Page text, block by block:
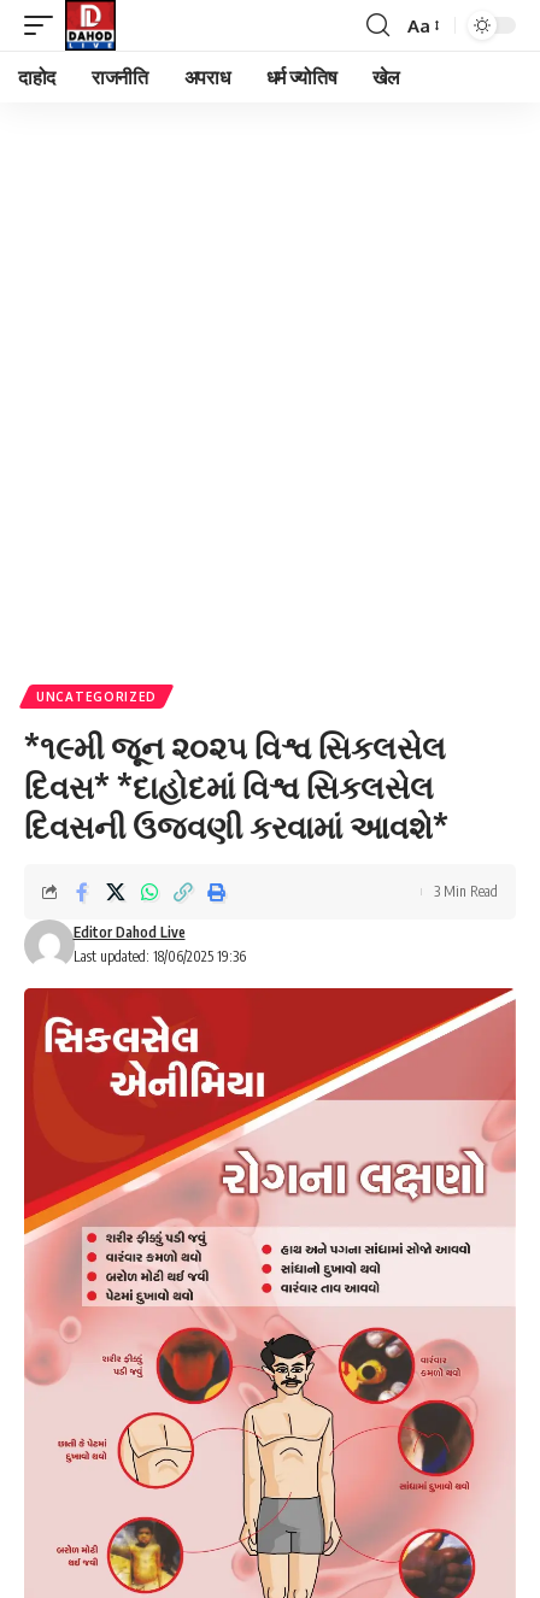
Font
Aa
दाहोद राजनीति अपराध धर्म ज्योतिष खेल
UNCATEGORIZED
*૧૯મી જૂન ૨૦૨૫ વિશ્વ સિકલસેલ
દિવસ* *દાહોદમાં વિશ્વ સિકલસેલ
દિવસની ઉજવણી કરવામાં આવશે*
Last updated: 18/06/2025 19:36
Editor Dahod Live
3 Min Read